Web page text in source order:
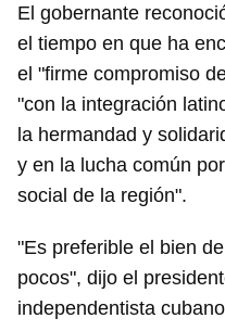
El gobernante
el tiempo en que ha
el "firme compromiso
"con la integración
la hermandad y
y en la lucha común
social de la región".
"Es preferible el bien
pocos", dijo el
independentista